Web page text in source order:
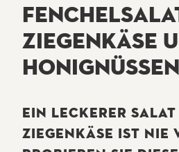
ZIEGENKÄSE
HONIGNÜSSEN
EIN LECKERER
ZIEGENKÄSE IST NIE